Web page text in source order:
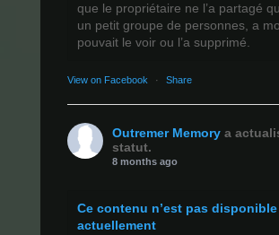
que le propriétaire ne l’a partagé
un petit groupe de personnes, a
pouvait le voir ou l’a supprimé.
View on Facebook · Share
Outremer Memory a
statut.
8 months ago
Ce contenu n’est pas disponible
actuellement